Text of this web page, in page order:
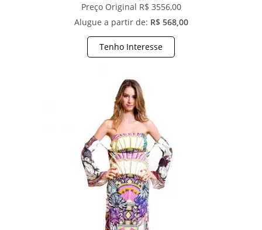
Preço Original R$ 3556,00
Alugue a partir de: R$ 568,00
Tenho Interesse